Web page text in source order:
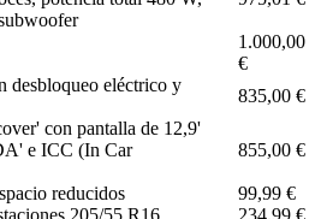
1.000,00
€
desbloqueo eléctrico y
835,00 €
con pantalla de 12,9'
e ICC (In Car
855,00 €
reducidos
99,99 €
205/55 R16
234,99 €